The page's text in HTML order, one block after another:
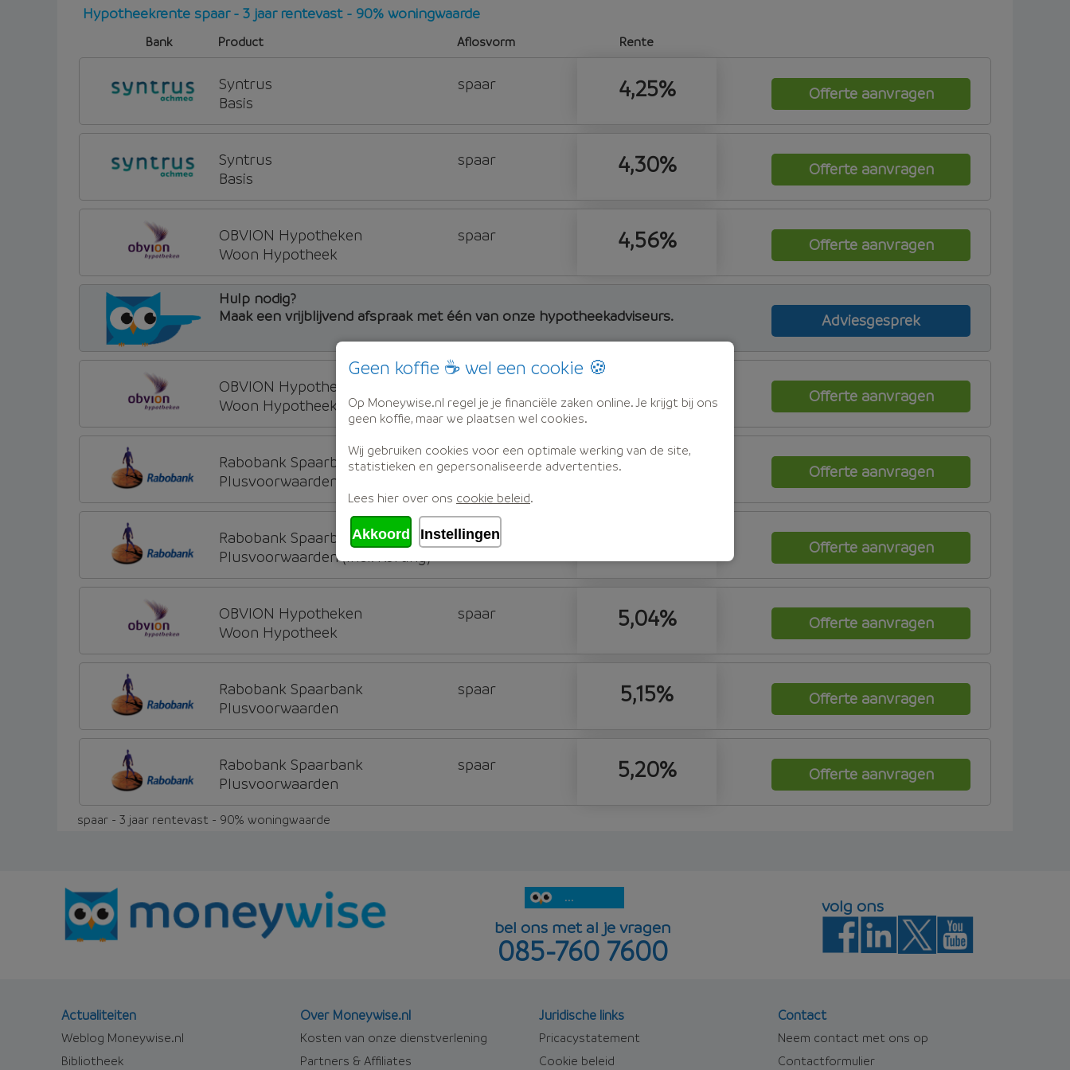
Hypotheekrente spaar - 3 jaar rentevast - 90% woningwaarde
Bank Product Aflosvorm Rente
Syntrus
Basis
spaar 4,25% Offerte aanvragen
Syntrus
Basis
spaar 4,30% Offerte aanvragen
OBVION Hypotheken
Woon Hypotheek
spaar 4,56% Offerte aanvragen
Hulp nodig?
Maak een vrijblijvend afspraak met één van onze hypotheekadviseurs.
Adviesgesprek
OBVION Hypotheken
Woon Hypotheek
4,57% Offerte aanvragen
Rabobank Spaarbank
Plusvoorwaarden (Incl. Korting)
spaar 4,95% Offerte aanvragen
Rabobank Spaarbank
Plusvoorwaarden (Incl. Korting)
spaar Offerte aanvragen
OBVION Hypotheken
Woon Hypotheek
spaar 5,04% Offerte aanvragen
Rabobank Spaarbank
Plusvoorwaarden
spaar 5,15% Offerte aanvragen
Rabobank Spaarbank
Plusvoorwaarden
spaar 5,20% Offerte aanvragen
spaar - 3 jaar rentevast - 90% woningwaarde
...
bel ons met al je vragen
085-760 7600
volg ons
Actualiteiten
Weblog Moneywise.nl
Bibliotheek
Over Moneywise.nl
Kosten van onze dienstverlening
Partners & Affiliates
Juridische links
Pricacystatement
Cookie beleid
Contact
Neem contact met ons op
Contactformulier
Geen koffie ☕ wel een cookie 🍪
Op Moneywise.nl regel je je financiële zaken online. Je krijgt bij ons
geen koffie, maar we plaatsen wel cookies.
Wij gebruiken cookies voor een optimale werking van de site,
statistieken en gepersonaliseerde advertenties.
Lees hier over ons cookie beleid.
Akkoord Instellingen